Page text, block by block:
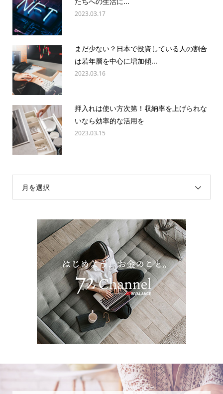
2023.03.17
まだ少ない？日本で投資している人の割合
は若年層を中心に増加傾...
2023.03.16
押入れは使い方次第！収納率を上げられな
いなら効率的な活用を
2023.03.15
月を選択